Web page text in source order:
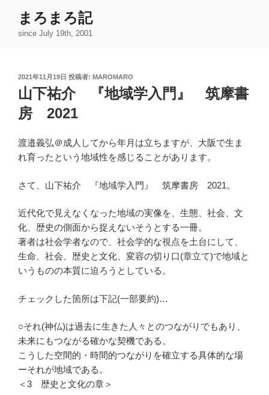
まろまろ記
since July 19th, 2001
投
日:
2021年11月19日 投稿者: MAROMARO
山下祐介 『地域学入門』 筑摩書
房 2021
渡邉義弘＠成人してから年月は立ちますが、大阪で生ま
れ育ったという地域性を感じることがあります。
さて、山下祐介 『地域学入門』 筑摩書房 2021。
近代化で見えなくなった地域の実像を、生態、社会、文
化、歴史の側面から捉えないそうとする一冊。
著者は社会学者なので、社会学的な視点を土台にして、
生命、社会、歴史と文化、変容の切り口(章立て)で地域と
いうものの本質に迫ろうとしている。
チェックした箇所は下記(一部要約)…
○それ(神仏)は過去に生きた人々とのつながりでもあり、
未来にもつながる確かな契機である。
こうした空間的・時間的つながりを確立する具体的な場
ーそれが地域である。
＜3 歴史と文化の章＞